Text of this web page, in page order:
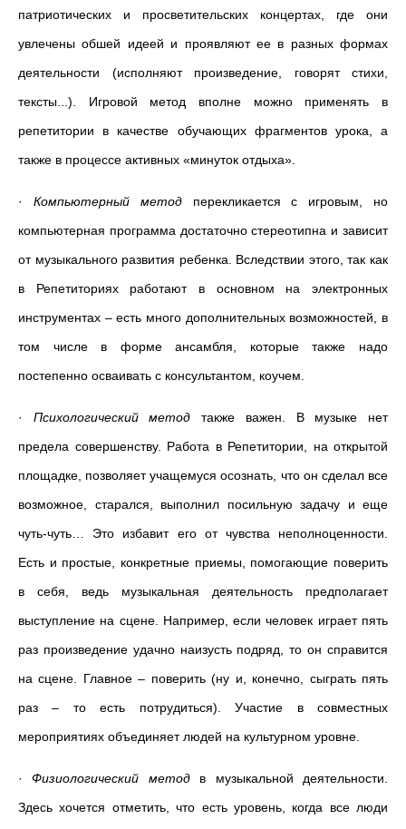
патриотических и просветительских концертах, где они
увлечены обшей идеей и проявляют ее в разных формах
деятельности (исполняют произведение, говорят стихи,
тексты...). Игровой метод вполне можно применять в
репетитории в качестве обучающих фрагментов урока, а
также в процессе активных «минуток отдыха».
· Компьютерный методперекликается с игровым, но
компьютерная программа достаточно стереотипна и зависит
от музыкального развития ребенка. Вследствии этого, так как
в Репетиториях работают в основном на электронных
инструментах –есть много дополнительных возможностей, в
том числе в форме ансамбля, которые также надо
постепенно осваивать с консультантом, коучем.
· Психологический метод также важен. В музыке нет
предела совершенству. Работа в Репетитории, на открытой
площадке, позволяет учащемуся осознать, что он сделал все
возможное, старался, выполнил посильную задачу и еще
чуть-чуть… Это избавит его от чувства неполноценности.
Есть и простые, конкретные приемы, помогающие поверить
в себя, ведь музыкальная деятельность предполагает
выступление на сцене. Например, если человек играет пять
раз произведение удачно наизусть подряд, то он справится
на сцене. Главное – поверить (ну и, конечно, сыграть пять
раз – то есть потрудиться). Участие в совместных
мероприятиях объединяет людей на культурном уровне.
·Физиологический методв музыкальной деятельности.
Здесь хочется отметить, что есть уровень, когда все люди